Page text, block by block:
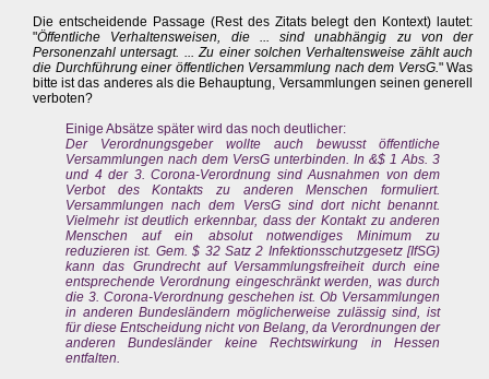
Die entscheidende Passage (Rest des Zitats belegt den Kontext) lautet:
"Öffentliche Verhaltensweisen, die ... sind unabhängig zu von der
Personenzahl untersagt. ... Zu einer solchen Verhaltensweise zählt auch
die Durchführung einer öffentlichen Versammlung nach dem VersG." Was
bitte ist das anderes als die Behauptung, Versammlungen seinen generell
verboten?
Einige Absätze später wird das noch deutlicher:
Der Verordnungsgeber wollte auch bewusst öffentliche
Versammlungen nach dem VersG unterbinden. In &$ 1 Abs. 3
und 4 der 3. Corona-Verordnung sind Ausnahmen von dem
Verbot des Kontakts zu anderen Menschen formuliert.
Versammlungen nach dem VersG sind dort nicht benannt.
Vielmehr ist deutlich erkennbar, dass der Kontakt zu anderen
Menschen auf ein absolut notwendiges Minimum zu
reduzieren ist. Gem. $ 32 Satz 2 Infektionsschutzgesetz [IfSG)
kann das Grundrecht auf Versammlungsfreiheit durch eine
entsprechende Verordnung eingeschränkt werden, was durch
die 3. Corona-Verordnung geschehen ist. Ob Versammlungen
in anderen Bundesländern möglicherweise zulässig sind, ist
für diese Entscheidung nicht von Belang, da Verordnungen der
anderen Bundesländer keine Rechtswirkung in Hessen
entfalten.